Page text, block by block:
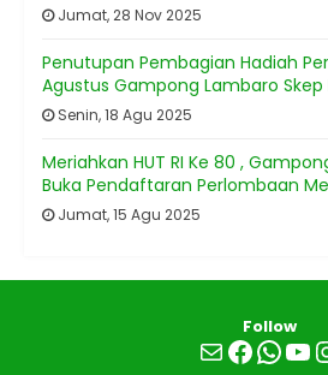
Jumat, 28 Nov 2025
Penutupan Pembagian Hadiah
Agustus Gampong Lambaro
Senin, 18 Agu 2025
Meriahkan HUT RI Ke 80 ,
Buka Pendaftaran Perlombaan
Jumat, 15 Agu 2025
Follow
Mail